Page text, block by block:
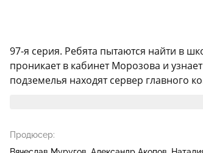
97-я серия. Ребята пытаются найти в
проникает в кабинет Морозова и
подземелья находят сервер главного
Продюсер: